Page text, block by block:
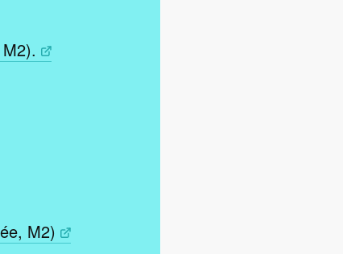
M2)